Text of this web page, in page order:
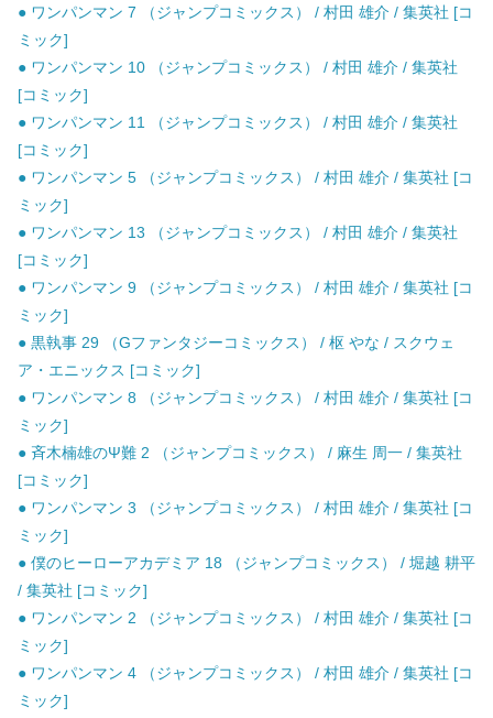
● ワンパンマン 7 （ジャンプコミックス） / 村田 雄介 / 集英社 [コ
ミック]
● ワンパンマン 10 （ジャンプコミックス） / 村田 雄介 / 集英社
[コミック]
● ワンパンマン 11 （ジャンプコミックス） / 村田 雄介 / 集英社
[コミック]
● ワンパンマン 5 （ジャンプコミックス） / 村田 雄介 / 集英社 [コ
ミック]
● ワンパンマン 13 （ジャンプコミックス） / 村田 雄介 / 集英社
[コミック]
● ワンパンマン 9 （ジャンプコミックス） / 村田 雄介 / 集英社 [コ
ミック]
● 黒執事 29 （Gファンタジーコミックス） / 枢 やな / スクウェ
ア・エニックス [コミック]
● ワンパンマン 8 （ジャンプコミックス） / 村田 雄介 / 集英社 [コ
ミック]
● 斉木楠雄のΨ難 2 （ジャンプコミックス） / 麻生 周一 / 集英社
[コミック]
● ワンパンマン 3 （ジャンプコミックス） / 村田 雄介 / 集英社 [コ
ミック]
● 僕のヒーローアカデミア 18 （ジャンプコミックス） / 堀越 耕平
/ 集英社 [コミック]
● ワンパンマン 2 （ジャンプコミックス） / 村田 雄介 / 集英社 [コ
ミック]
● ワンパンマン 4 （ジャンプコミックス） / 村田 雄介 / 集英社 [コ
ミック]